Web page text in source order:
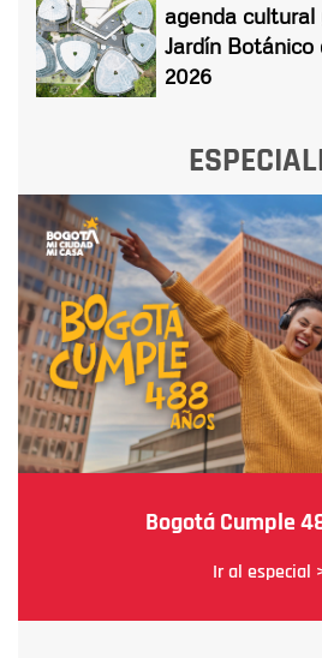
agenda cultural
Jardín
2026
Bogotá Cumple
Ir al especial